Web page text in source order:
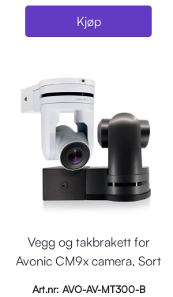
Kjøp
Vegg og takbrakett for
Avonic CM9x camera, Sort
Art.nr: AVO-AV-MT300-B